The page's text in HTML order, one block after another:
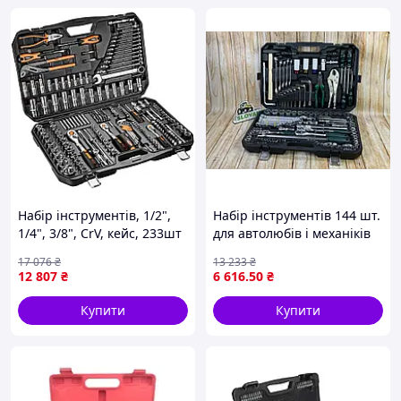
Вага: 7,4 кг
Bahco, Швеція
Набір інструментів, 1/2",
1/4", 3/8", CrV, кейс, 233шт
12 807 ₴
17 076₴
Купити
Набір інструментів 144 шт.
для автолюбів і механіків
ремонту й обслуговування
6 616.50 ₴
13 233₴
Купити